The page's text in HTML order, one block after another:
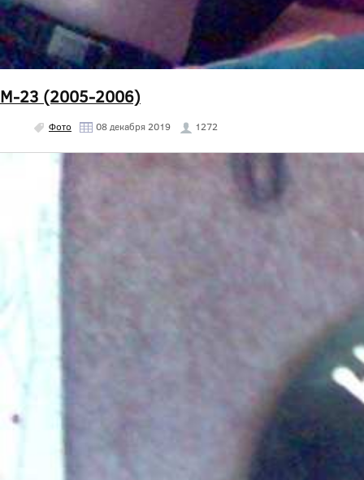
М-23 (2005-2006)
Фото 08 декабря 2019 1272